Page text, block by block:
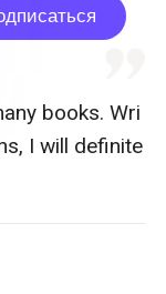
books. Wri
I will definite